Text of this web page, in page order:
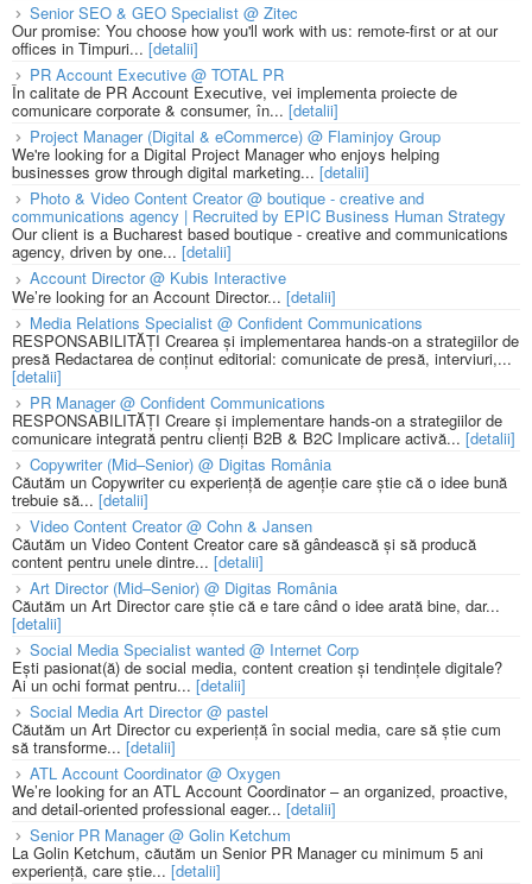
Senior SEO & GEO Specialist @ Zitec
Our promise: You choose how you'll work with us: remote-first or at our
offices in Timpuri... [detalii]
PR Account Executive @ TOTAL PR
În calitate de PR Account Executive, vei implementa proiecte de
comunicare corporate & consumer, în... [detalii]
Project Manager (Digital & eCommerce) @ Flaminjoy Group
We're looking for a Digital Project Manager who enjoys helping
businesses grow through digital marketing... [detalii]
Photo & Video Content Creator @ boutique - creative and
communications agency | Recruited by EPIC Business Human Strategy
Our client is a Bucharest based boutique - creative and communications
agency, driven by one... [detalii]
Account Director @ Kubis Interactive
We’re looking for an Account Director... [detalii]
Media Relations Specialist @ Confident Communications
RESPONSABILITĂȚI Crearea și implementarea hands-on a strategiilor de
presă Redactarea de conținut editorial: comunicate de presă, interviuri,...
[detalii]
PR Manager @ Confident Communications
RESPONSABILITĂȚI Creare și implementare hands-on a strategiilor de
comunicare integrată pentru clienți B2B & B2C Implicare activă... [detalii]
Copywriter (Mid–Senior) @ Digitas România
Căutăm un Copywriter cu experiență de agenție care știe că o idee bună
trebuie să... [detalii]
Video Content Creator @ Cohn & Jansen
Căutăm un Video Content Creator care să gândească și să producă
content pentru unele dintre... [detalii]
Art Director (Mid–Senior) @ Digitas România
Căutăm un Art Director care știe că e tare când o idee arată bine, dar...
[detalii]
Social Media Specialist wanted @ Internet Corp
Ești pasionat(ă) de social media, content creation și tendințele digitale?
Ai un ochi format pentru... [detalii]
Social Media Art Director @ pastel
Căutăm un Art Director cu experiență în social media, care să știe cum
să transforme... [detalii]
ATL Account Coordinator @ Oxygen
We’re looking for an ATL Account Coordinator – an organized, proactive,
and detail-oriented professional eager... [detalii]
Senior PR Manager @ Golin Ketchum
La Golin Ketchum, căutăm un Senior PR Manager cu minimum 5 ani
experiență, care știe... [detalii]